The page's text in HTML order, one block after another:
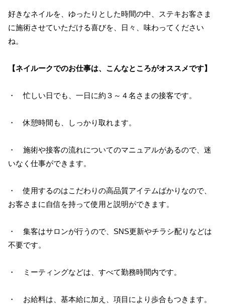
好きなネイルを、ゆったりとした時間の中、ステキお客さま
に施術させていただける喜びを、日々、味わってください
ね。
【ネイルークでのお仕事は、こんなところがオススメです】
・ 忙しい日でも、一日に約３～４名さまの接客です。
・ 休憩時間も、しっかり取れます。
・ 施術や接客の流れについてのマニュアルがあるので、迷
いなく仕事ができます。
・ 使用するのはこだわりの高品質アイテムばかりなので、
お客さまに自信を持って使用と説明ができます。
・ 集客はサロンが行うので、SNS更新やチラシ配りなどは
不要です。
・ ミーティングなどは、すべて勤務時間内です。
・ お給料は、基本給に加え、項目により歩合もつきます。